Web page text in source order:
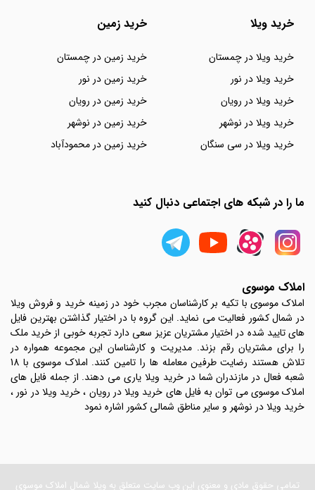
خرید ویلا
خرید ویلا در چمستان
خرید ویلا در نور
خرید ویلا در رویان
خرید ویلا در نوشهر
خرید ویلا در سی سنگان
خرید زمین
خرید زمین در چمستان
خرید زمین در نور
خرید زمین در رویان
خرید زمین در نوشهر
خرید زمین در محمودآباد
ما را در شبکه های اجتماعی دنبال کنید
املاک موسوی
املاک موسوی با تکیه بر کارشناسان مجرب خود در زمینه خرید و فروش ویلا
در شمال کشور فعالیت می نماید. این گروه با در اختیار گذاشتن بهترین فایل
های تایید شده در اختیار مشتریان عزیز سعی دارد تجربه خوبی از خرید ملک
را برای مشتریان رقم بزند. مدیریت و کارشناسان این مجموعه همواره در
تلاش هستند رضایت طرفین معامله ها را تامین کنند. املاک موسوی با 18
شعبه فعال در مازندران شما در خرید ویلا یاری می دهند. از جمله فایل های
املاک موسوی می توان به فایل های خرید ویلا در رویان ، خرید ویلا در نور ،
خرید ویلا در نوشهر و سایر مناطق شمالی کشور اشاره نمود
تمامی حقوق مادی و معنوی این وب سایت متعلق به ویلا شمال املاک موسوی